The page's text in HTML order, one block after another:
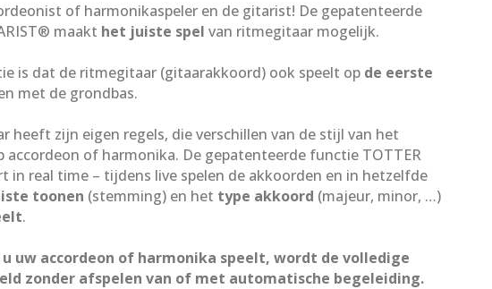
of harmonikaspeler en de gitarist! De gepatenteerde
maakt het juiste spel van ritmegitaar mogelijk.
is dat de ritmegitaar (gitaarakkoord) ook speelt op de eerste
met de grondbas.
heeft zijn eigen regels, die verschillen van de stijl van het
accordeon of harmonika. De gepatenteerde functie TOTTER
in real time – tijdens live spelen de akkoorden en in hetzelfde
toonen (stemming) en het type akkoord (majeur, minor, …)
.
uw accordeon of harmonika speelt, wordt de volledige
zonder afspelen van of met automatische begeleiding.